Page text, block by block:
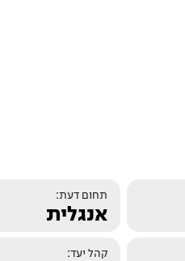
תחום דעת:
אנגלית
קהל יעד: